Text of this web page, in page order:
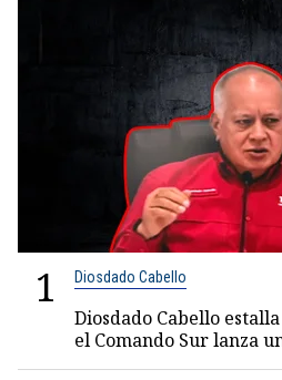
1 Diosdado Cabello
Diosdado Cabello
el Comando Sur lanza